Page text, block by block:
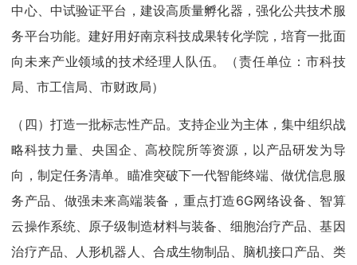
中心、中试验证平台，建设高质量孵化器，强化公共技术服
务平台功能。建好用好南京科技成果转化学院，培育一批面
向未来产业领域的技术经理人队伍。（责任单位：市科技
局、市工信局、市财政局）
（四）打造一批标志性产品。支持企业为主体，集中组织战
略科技力量、央国企、高校院所等资源，以产品研发为导
向，制定任务清单。瞄准突破下一代智能终端、做优信息服
务产品、做强未来高端装备，重点打造6G网络设备、智算
云操作系统、原子级制造材料与装备、细胞治疗产品、基因
治疗产品、人形机器人、合成生物制品、脑机接口产品、类